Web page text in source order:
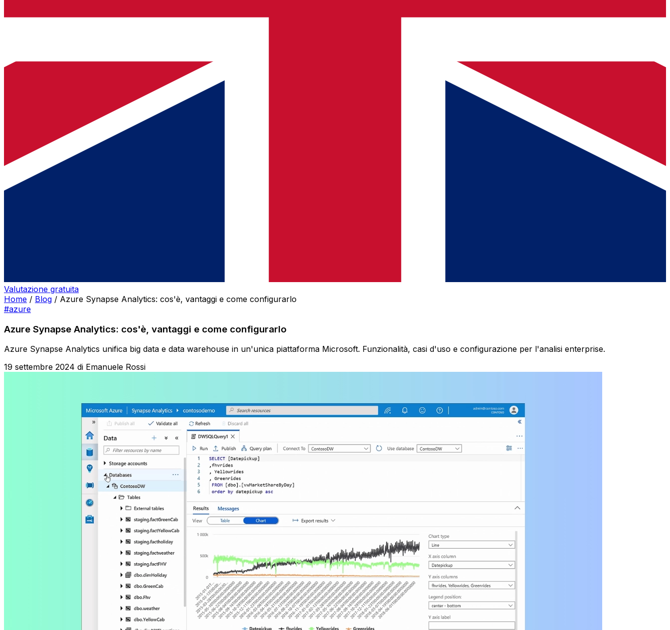
Valutazione gratuita
Home / Blog / Azure Synapse Analytics: cos'è, vantaggi e come configurarlo
#azure
Azure Synapse Analytics: cos'è, vantaggi e come configurarlo
Azure Synapse Analytics unifica big data e data warehouse in un'unica piattaforma Microsoft. Funzionalità, casi d'uso e configurazione per l'analisi enterprise.
19 settembre 2024 di Emanuele Rossi